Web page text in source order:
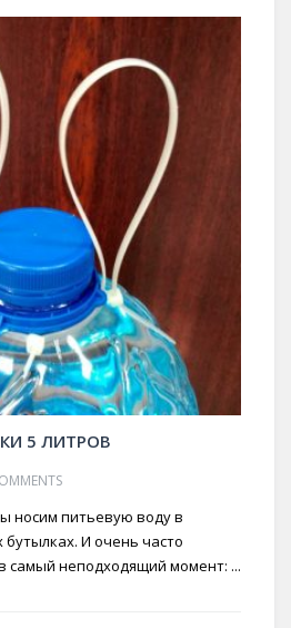
5 ЛИТРОВ
носим питьевую воду в
И очень часто
самый неподходящий момент: ...